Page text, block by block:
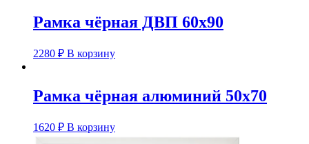
Рамка чёрная ДВП 60х90
2280 ₽ В корзину
Рамка чёрная алюминий 50х70
1620 ₽ В корзину